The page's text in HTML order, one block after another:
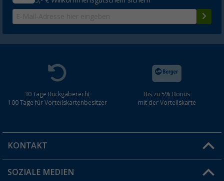
30 Tage Rückgaberecht
100 Tage für Vorteilskartenbesitzer
Bis zu 5% Bonus
mit der Vorteilskarte
KONTAKT
Du hast eine Frage?
SOZIALE MEDIEN